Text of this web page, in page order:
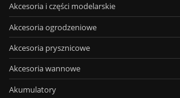
Akcesoria i części modelarskie
Akcesoria ogrodzeniowe
Akcesoria prysznicowe
Akcesoria wannowe
Akumulatory